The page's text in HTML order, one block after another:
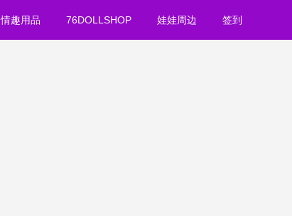
情趣用品 76DOLLSHOP 娃娃周边 签到